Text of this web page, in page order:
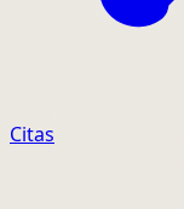
Citas